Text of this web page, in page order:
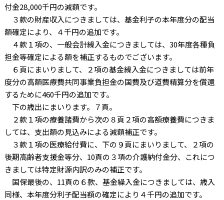
付金28,000千円の減額です。
３款の財産収入につきましては、基金利子の本年度分の配当
額確定により、４千円の追加です。
４款１項の、一般会計繰入金につきましては、30年度各種負
担金等確定による額を補正するものでございます。
６頁にまいりまして、２項の基金繰入金につきましては前年
度分の高額医療費共同事業負担金の国費及び道費精算分を償還
するために460千円の追加です。
下の歳出にまいります。７頁。
２款１項の療養諸費から次の８頁２項の高額療養費につきま
しては、支出額の見込みによる減額補正です。
３款１項の医療給付費に、下の９頁にまいりまして、２項の
後期高齢者支援金等分、10頁の３項の介護納付金分、これにつ
きましては特定財源内訳のみの補正です。
国保最後の、11頁の６款、基金繰入金につきましては、歳入
同様、本年度分利子配当額の確定により４千円の追加です。